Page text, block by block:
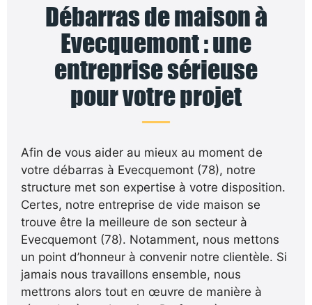
Débarras de maison à
Evecquemont : une
entreprise sérieuse
pour votre projet
Afin de vous aider au mieux au moment de
votre débarras à Evecquemont (78), notre
structure met son expertise à votre disposition.
Certes, notre entreprise de vide maison se
trouve être la meilleure de son secteur à
Evecquemont (78). Notamment, nous mettons
un point d’honneur à convenir notre clientèle. Si
jamais nous travaillons ensemble, nous
mettrons alors tout en œuvre de manière à